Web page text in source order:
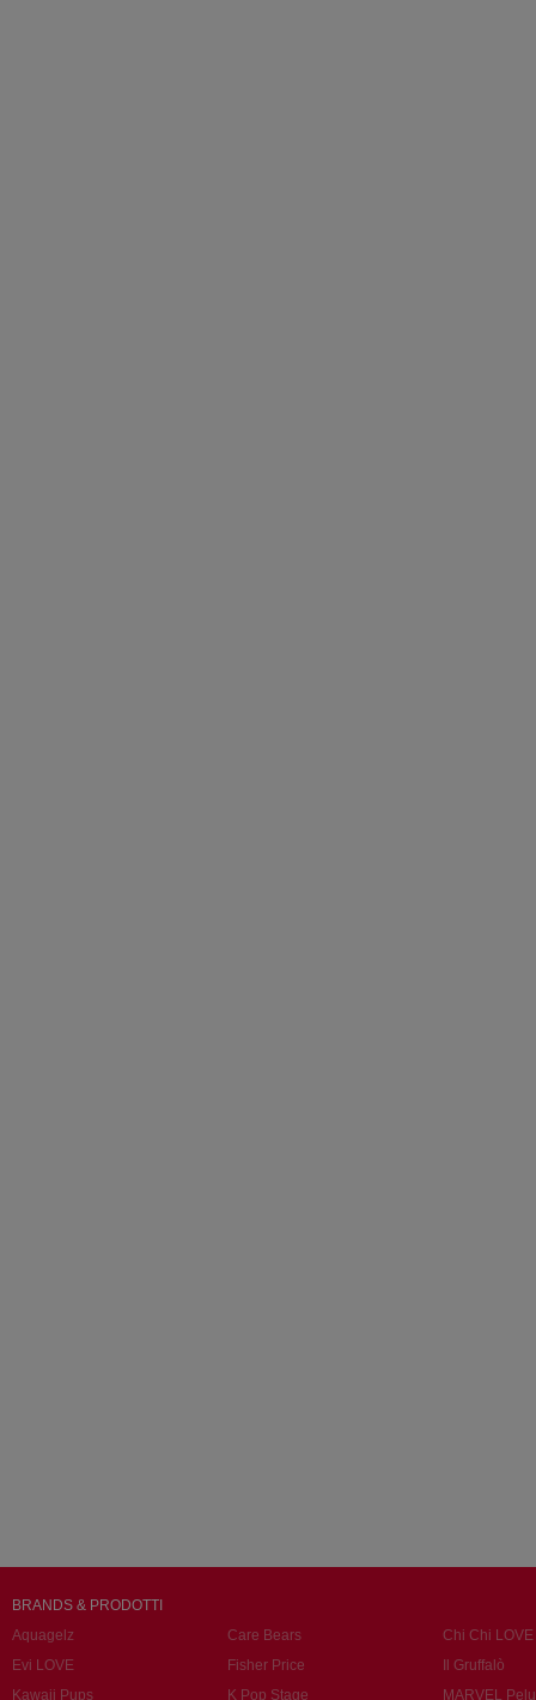
BRANDS & PRODOTTI
Aquagelz
Care Bears
Chi Chi LOVE
Evi LOVE
Fisher Price
Il Gruffalò
Kawaii Pups
K Pop Stage MARVEL